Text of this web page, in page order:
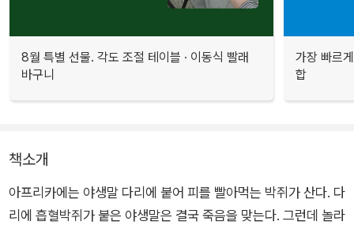
8월 특별 선물. 각도 조절 테이블 · 이동식 빨래
바구니
가장 빠르
합
책소개
아프리카에는 야생말 다리에 붙어 피를 빨아먹는 박쥐가 산다. 다
리에 흡혈박쥐가 붙은 야생말은 결국 죽음을 맞는다. 그런데 놀라